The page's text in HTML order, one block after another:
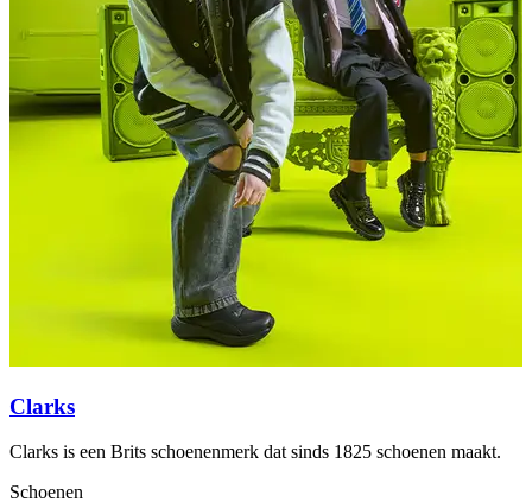
Clarks
Clarks is een Brits schoenenmerk dat sinds 1825 schoenen maakt.
Schoenen